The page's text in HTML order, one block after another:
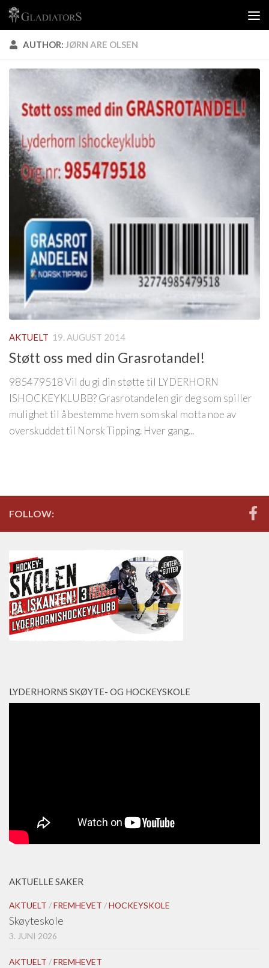
Skip to content
AUTHOR: JØRN ARE OLSEN
AKTUELT 19. AUGUST 2014
Støtt oss med din Grasrotandel!
985479518 Vil du gi din støtte til LYDERHORN
ISHOCKEYKLUBB? Grasrotandelen gir deg som spiller
mulighet til å bestemme hvem som skal motta noe av
overskuddet til Norsk Tipping. Hver gang...
FOLLOW:
LYDERHORNS SKØYTE- OG HOCKEYSKOLE
AKTUELLE SAKER
AKTUELT /FREMHEVET /HOCKEYSKOLE
Skøyteskole
3. JUNI 2026
AKTUELT /FREMHEVET